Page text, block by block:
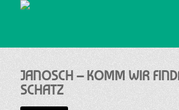
JANOSCH – KOMM WIR
SCHATZ